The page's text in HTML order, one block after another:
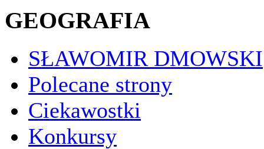
GEOGRAFIA
SŁAWOMIR DMOWSKI
Polecane strony
Ciekawostki
Konkursy